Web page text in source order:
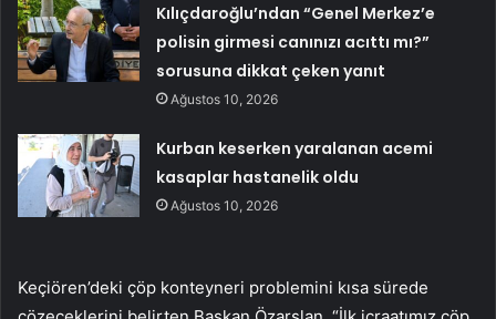
Kılıçdaroğlu’ndan “Genel Merkez’e
polisin girmesi canınızı acıttı mı?”
sorusuna dikkat çeken yanıt
Ağustos 10, 2026
Kurban keserken yaralanan acemi
kasaplar hastanelik oldu
Ağustos 10, 2026
Keçiören’deki çöp konteyneri problemini kısa sürede